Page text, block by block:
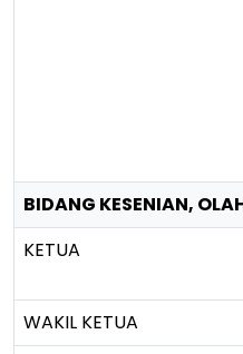
BIDANG KESENIAN,
KETUA
WAKIL KETUA